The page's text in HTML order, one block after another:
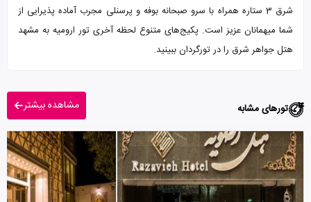
شرق 3 ستاره همراه با سرو صبحانه بوفه و پرسنلی مجرب آماده پذیرایی از
شما میهمانان عزیز است. پکیج‌های متنوع لحظه آخری تور ارومیه به مشهد
هتل جواهر شرق را در تورگردان ببینید.
تورهای مشابه مشاهده بیشتر